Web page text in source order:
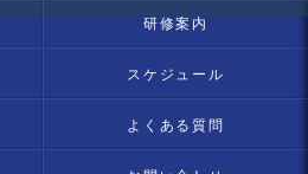
研修案内
スケジュール
よくある質問